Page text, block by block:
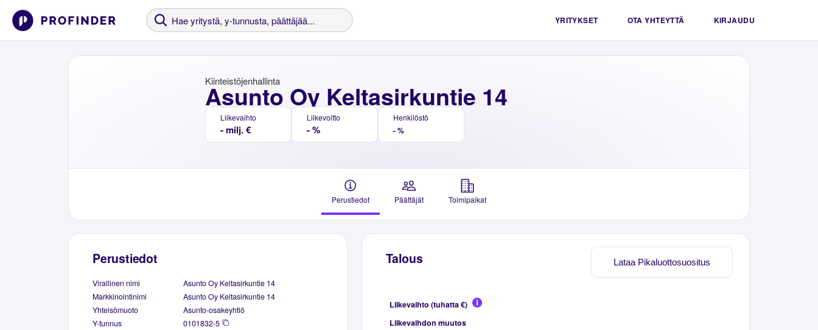
YRITYKSET OTA YHTEYTTÄ KIRJAUDU
Asunto Oy Keltasirkuntie 14
Kiinteistöjenhallinta
Liikevaihto
- milj. €
Liikevoitto
- %
Henkilöstö
- %
Perustiedot Päättäjät Toimipaikat
Perustiedot
Virallinen nimi
Asunto Oy Keltasirkuntie 14
Markkinointinimi
Asunto Oy Keltasirkuntie 14
Yhteisömuoto
Asunto-osakeyhtiö
Y-tunnus
0101832-5
Lataa Pikaluottosuositus
Talous
Liikevaihto (tuhatta €)
Liikevaihdon muutos